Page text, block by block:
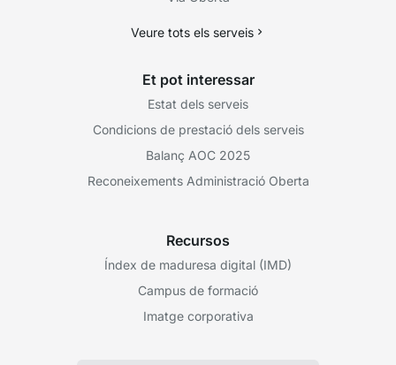
Veure tots els serveis
Et pot interessar
Estat dels serveis
Condicions de prestació dels serveis
Balanç AOC 2025
Reconeixements Administració Oberta
Recursos
Índex de maduresa digital (IMD)
Campus de formació
Imatge corporativa